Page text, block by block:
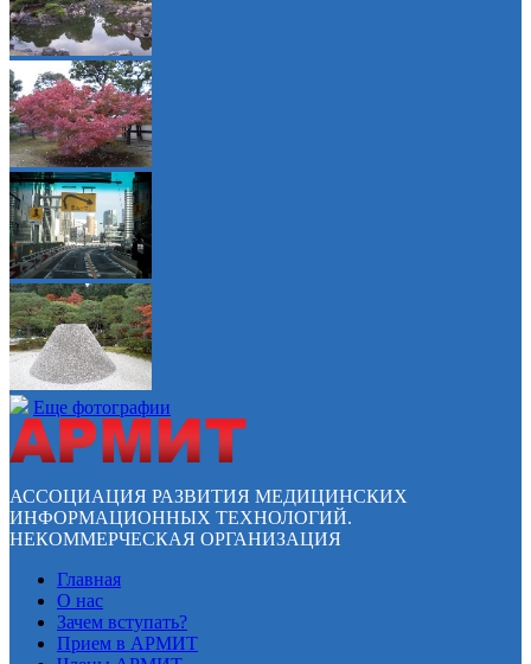
Еще фотографии
АССОЦИАЦИЯ РАЗВИТИЯ МЕДИЦИНСКИХ
ИНФОРМАЦИОННЫХ ТЕХНОЛОГИЙ.
НЕКОММЕРЧЕСКАЯ ОРГАНИЗАЦИЯ
Главная
О нас
Зачем вступать?
Прием в АРМИТ